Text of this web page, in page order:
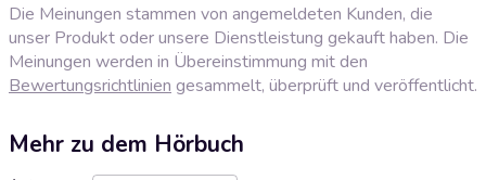
Die Meinungen stammen von angemeldeten Kunden, die
unser Produkt oder unsere Dienstleistung gekauft haben. Die
Meinungen werden in Übereinstimmung mit den
Bewertungsrichtlinien gesammelt, überprüft und veröffentlicht.
Mehr zu dem Hörbuch